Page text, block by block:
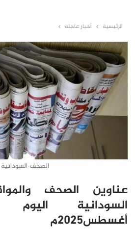
الرئيسية أخبار عاجلة
الصحف-السودانية
عناوين الصحف
أغسطس2025م